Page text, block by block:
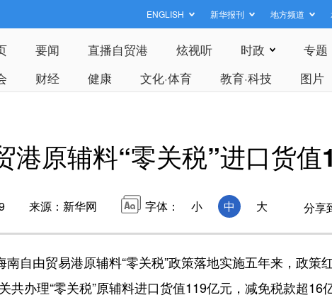
ENGLISH 新华报刊 地方频道
要闻 直播自贸港 炫视听 时政 专题
财经 健康 文化·体育 教育·科技 图片
港原辅料“零关税”进口货值
来源：新华网 字体： 小 中 大 分享
由贸易港原辅料“零关税”政策落地实施五年来，政策
办理“零关税”原辅料进口货值119亿元，减免税款超16